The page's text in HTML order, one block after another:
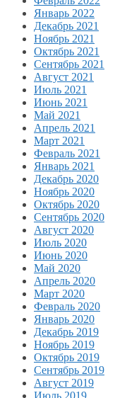
Январь 2022
Декабрь 2021
Ноябрь 2021
Октябрь 2021
Сентябрь 2021
Август 2021
Июль 2021
Июнь 2021
Май 2021
Апрель 2021
Март 2021
Февраль 2021
Январь 2021
Декабрь 2020
Ноябрь 2020
Октябрь 2020
Сентябрь 2020
Август 2020
Июль 2020
Июнь 2020
Май 2020
Апрель 2020
Март 2020
Февраль 2020
Январь 2020
Декабрь 2019
Ноябрь 2019
Октябрь 2019
Сентябрь 2019
Август 2019
Июль 2019